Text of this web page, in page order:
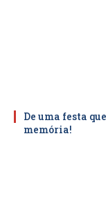
De uma festa
memória!